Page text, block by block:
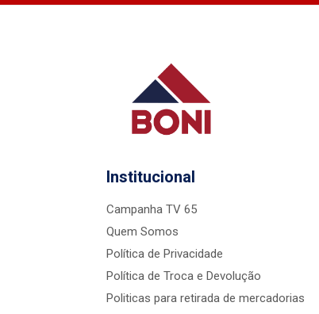
Institucional
Campanha TV 65
Quem Somos
Política de Privacidade
Política de Troca e Devolução
Politicas para retirada de mercadorias